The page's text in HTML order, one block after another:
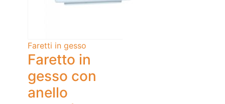
Faretti in gesso
Faretto in
gesso con
anello